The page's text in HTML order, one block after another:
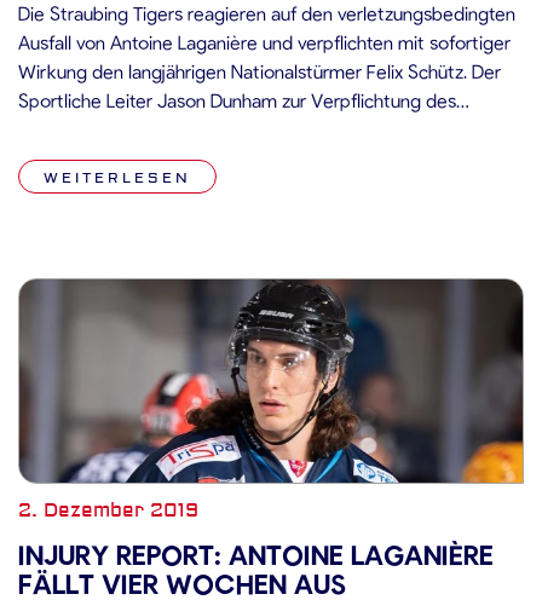
Die Straubing Tigers reagieren auf den verletzungsbedingten
Ausfall von Antoine Laganière und verpflichten mit sofortiger
Wirkung den langjährigen Nationalstürmer Felix Schütz. Der
Sportliche Leiter Jason Dunham zur Verpflichtung des
Straubing fit gehalten und mit dem Team trainiert. Daher
kennt er seine Mitspieler, die Trainer und das Umfeld […]
WEITERLESEN
2. Dezember 2019
INJURY REPORT: ANTOINE LAGANIÈRE
FÄLLT VIER WOCHEN AUS